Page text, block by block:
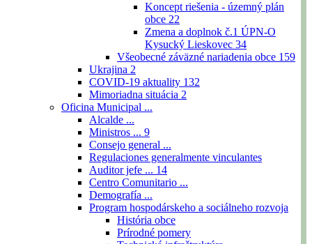
Koncept riešenia - územný plán
obce 22
Zmena a doplnok č.1 ÚPN-O
Kysucký Lieskovec 34
Všeobecné záväzné nariadenia obce 159
Ukrajina 2
COVID-19 aktuality 132
Mimoriadna situácia 2
Oficina Municipal ...
Alcalde ...
Ministros ... 9
Consejo general ...
Regulaciones generalmente vinculantes
Auditor jefe ... 14
Centro Comunitario ...
Demografía ...
Program hospodárskeho a sociálneho rozvoja
História obce
Prírodné pomery